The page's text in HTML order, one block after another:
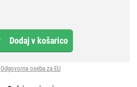
Dodaj v košarico
Odgovorna oseba za EU